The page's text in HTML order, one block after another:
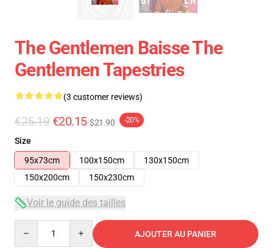
The Gentlemen Baisse The
Gentlemen Tapestries
(3 customer reviews)
€25.19 €20.15 $21.90 -20%
Size
95x73cm
100x150cm
130x150cm
150x200cm
150x230cm
Voir le guide des tailles
AJOUTER AU PANIER